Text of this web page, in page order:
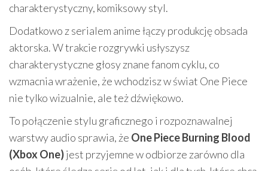
charakterystyczny, komiksowy styl.
Dodatkowo z serialem anime łączy produkcję obsada
aktorska. W trakcie rozgrywki usłyszysz
charakterystyczne głosy znane fanom cyklu, co
wzmacnia wrażenie, że wchodzisz w świat One Piece
nie tylko wizualnie, ale też dźwiękowo.
To połączenie stylu graficznego i rozpoznawalnej
warstwy audio sprawia, że One Piece Burning Blood
(Xbox One)jest przyjemne w odbiorze zarówno dla